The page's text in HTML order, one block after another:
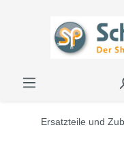
Ersatzteile und